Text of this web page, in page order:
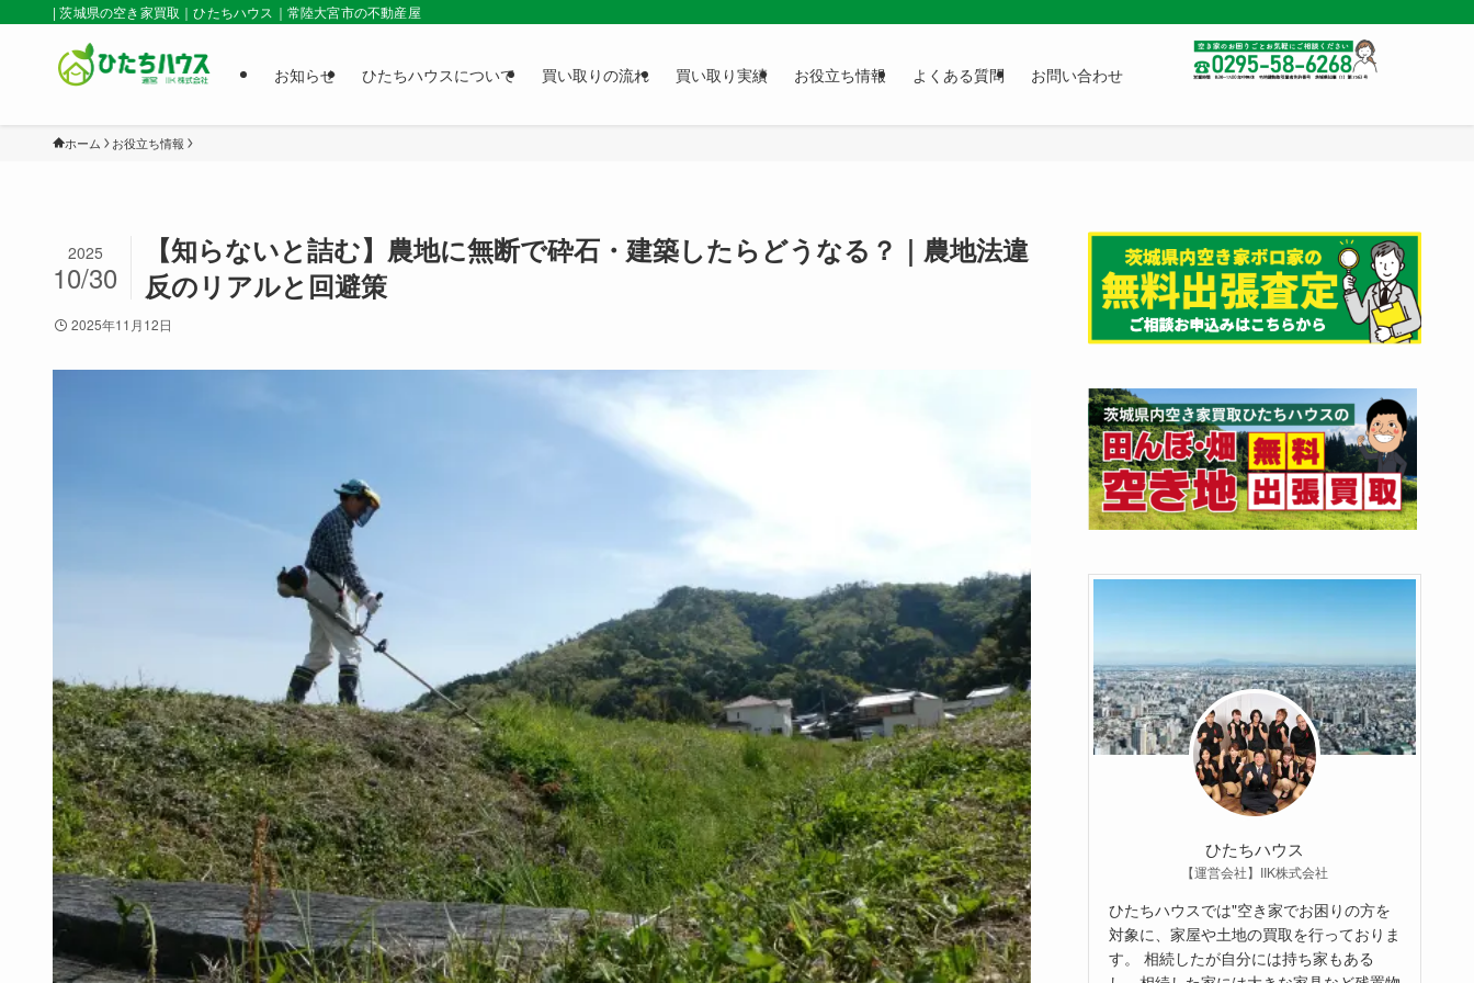
| 茨城県の空き家買取｜ひたちハウス｜常陸大宮市の不動産屋
お知らせ ひたちハウスについて 買い取りの流れ 買い取り実績 お役立ち情報 よくある質問 お問い合わせ
ホーム お役立ち情報
【知らないと詰む】農地に無断で砕石・建築したらどうなる？｜農地法違
反のリアルと回避策
2025
10/30
2025年11月12日
ひたちハウス
【運営会社】IIK株式会社
ひたちハウスでは"空き家でお困りの方を
対象に、家屋や土地の買取を行っておりま
す。 相続したが自分には持ち家もある